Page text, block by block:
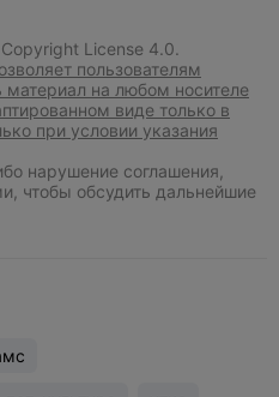
License 4.0.
пользователям
материал на любом носителе
виде только в
при условии указания
нарушение соглашения,
чтобы обсудить дальнейшие